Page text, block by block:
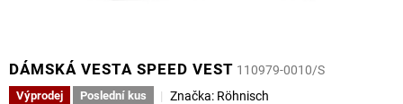
DÁMSKÁ VESTA SPEED VEST 110979-0010/S
Výprodej Poslední kus Značka: Röhnisch